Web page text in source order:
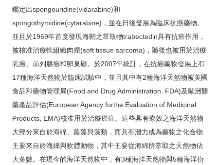
鑑定出spongouridine(vidarabine)和
spongothymidine(cytarabine)，並在日後發展為臨床抗癌藥物。
並且於1969年首度發現海鞘之萃取物trabectedin具有抗癌作用，
被核准治療軟組織肉瘤(soft tissue sarcoma)，隨後也被用於治療
乳癌、前列腺癌和卵巢癌。於2007年統計，在抗癌藥物發展上有
17種海洋天然物於臨床試驗中，並且其中有2種海洋天然物被美國
食品和藥物管理局(Food and Drug Administration, FDA)及歐洲醫
藥產品評估(European Agency forthe Evaluation of Medicinal
Products, EMA)核准用於治療癌症。這些具有療效之海洋天然物
大部分來自於海綿、藍藻與藻類，而具有潛力成為藥物之化合物
主要來自於海綿與軟體動物，其中主要從海綿所萃取之天然物佔
大多數。在現今的海洋天然物中，有3種海洋天然物與5種海洋衍